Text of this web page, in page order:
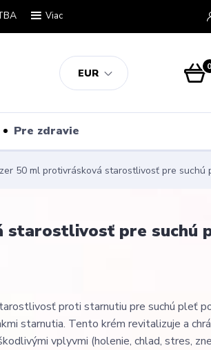
Viac
EUR
0
Pre zdravie
50 ml protivrásková starostlivosť pre suchú
starostlivosť pre suchú
proti starnutiu pre suchú pleť
starnutia. Tento krém revitalizuje a
vplyvmi (holenie, chlad, stres,